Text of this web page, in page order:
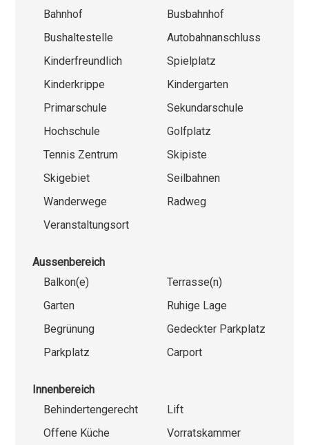
Bahnhof
Busbahnhof
Bushaltestelle
Autobahnanschluss
Kinderfreundlich
Spielplatz
Kinderkrippe
Kindergarten
Primarschule
Sekundarschule
Hochschule
Golfplatz
Tennis Zentrum
Skipiste
Skigebiet
Seilbahnen
Wanderwege
Radweg
Veranstaltungsort
Aussenbereich
Balkon(e)
Terrasse(n)
Garten
Ruhige Lage
Begrünung
Gedeckter Parkplatz
Parkplatz
Carport
Innenbereich
Behindertengerecht
Lift
Offene Küche
Vorratskammer